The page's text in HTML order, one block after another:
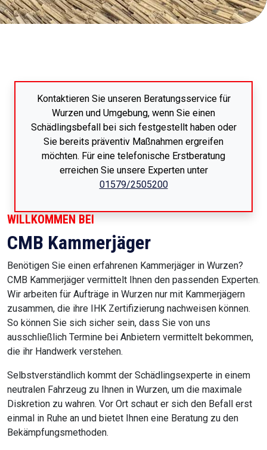
Kontaktieren Sie unseren Beratungsservice für
Wurzen und Umgebung, wenn Sie einen
Schädlingsbefall bei sich festgestellt haben oder
Sie bereits präventiv Maßnahmen ergreifen
möchten. Für eine telefonische Erstberatung
erreichen Sie unsere Experten unter
01579/2505200
WILLKOMMEN BEI
CMB Kammerjäger
Benötigen Sie einen erfahrenen Kammerjäger in Wurzen?
CMB Kammerjäger vermittelt Ihnen den passenden Experten.
Wir arbeiten für Aufträge in Wurzen nur mit Kammerjägern
zusammen, die ihre IHK Zertifizierung nachweisen können.
So können Sie sich sicher sein, dass Sie von uns
ausschließlich Termine bei Anbietern vermittelt bekommen,
die ihr Handwerk verstehen.
Selbstverständlich kommt der Schädlingsexperte in einem
neutralen Fahrzeug zu Ihnen in Wurzen, um die maximale
Diskretion zu wahren. Vor Ort schaut er sich den Befall erst
einmal in Ruhe an und bietet Ihnen eine Beratung zu den
Bekämpfungsmethoden.